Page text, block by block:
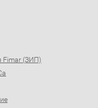
Fimar (ЗИП)